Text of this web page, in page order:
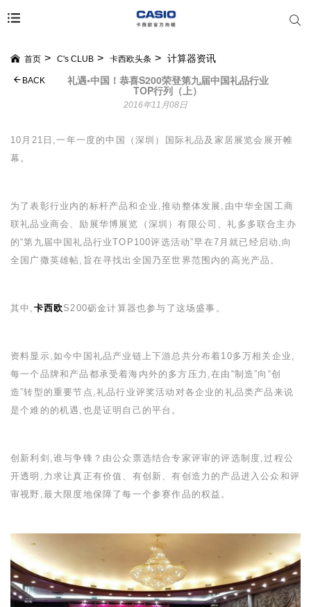
首页 C's CLUB 卡西欧头条 计算器资讯
礼遇•中国！恭喜S200荣登第九届中国礼品行业
TOP行列（上）
BACK
2016年11月08日
10 月 21 日,一年一度的中国（深圳）国际礼品及家居展览会展开帷
幕。
为了表彰行业内的标杆产品和企业,推动整体发展,由中华全国工商
联礼品业商会、励展华博展览（深圳）有限公司、礼多多联合主办
的“第九届中国礼品行业TOP100评选活动”早在7 月就已经启动,向
全国广撒英雄帖,旨在寻找出全国乃至世界范围内的高光产品。
其中, 卡西欧S200砺金计算器也参与了这场盛事。
资料显示,如今中国礼品产业链上下游总共分布着10多万相关企业,
每一个品牌和产品都承受着海内外的多方压力,在由“制造”向“创
造”转型的重要节点,礼品行业评奖活动对各企业的礼品类产品来说
是个难的的机遇,也是证明自己的平台。
创新利剑,谁与争锋？由公众票选结合专家评审的评选制度,过程公
开透明,力求让真正有价值、有创新、有创造力的产品进入公众和评
审视野,最大限度地保障了每一个参赛作品的权益。